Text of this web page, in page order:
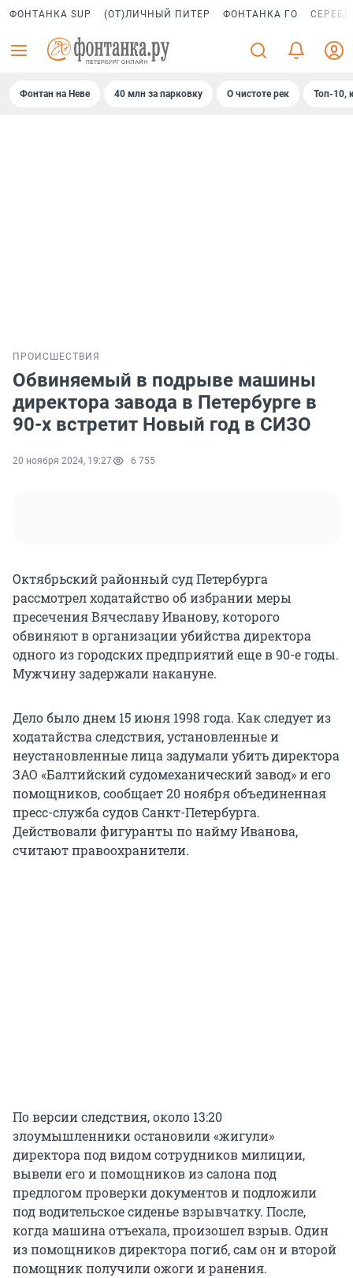
ФОНТАНКА SUP (ОТ)ЛИЧНЫЙ ПИТЕР ФОНТАНКА ГО
Фонтан на Неве 40 млн за парковку О чистоте рек Топ-10,
ПРОИСШЕСТВИЯ
Обвиняемый в подрыве машины
директора завода в Петербурге в
90-х встретит Новый год в СИЗО
20 ноября 2024, 19:27 6 755
Октябрьский районный суд Петербурга
рассмотрел ходатайство об избрании меры
пресечения Вячеславу Иванову, которого
обвиняют в организации убийства директора
одного из городских предприятий еще в 90-е годы.
Мужчину задержали накануне.
Дело было днем 15 июня 1998 года. Как следует из
ходатайства следствия, установленные и
неустановленные лица задумали убить директора
ЗАО «Балтийский судомеханический завод» и его
помощников, сообщает 20 ноября объединенная
пресс-служба судов Санкт-Петербурга.
Действовали фигуранты по найму Иванова,
считают правоохранители.
По версии следствия, около 13:20
злоумышленники остановили «жигули»
директора под видом сотрудников милиции,
вывели его и помощников из салона под
предлогом проверки документов и подложили
под водительское сиденье взрывчатку. После,
когда машина отъехала, произошел взрыв. Один
из помощников директора погиб, сам он и второй
помощник получили ожоги и ранения.